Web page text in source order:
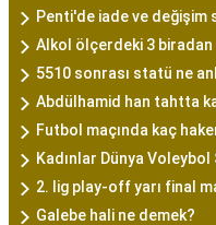
Penti'de iade ve değişim
Alkol ölçerdeki 3
5510 sonrası statü ne
Abdülhamid han tahtta
Futbol maçında kaç
Kadınlar Dünya
2. lig play-off yarı final
Galebe hali ne demek?